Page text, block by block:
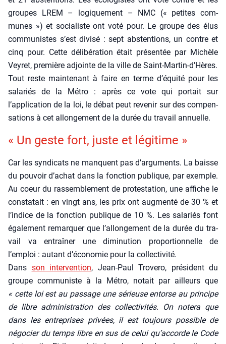
groupes LREM – logi­que­ment – NMC (« petites com­
munes ») et socia­liste ont voté pour. Le groupe des élus
com­mu­nistes s’est divi­sé : sept abs­ten­tions, un contre et
cinq pour. Cette déli­bé­ra­tion était pré­sen­tée par Michèle
Vey­ret, pre­mière adjointe de la ville de Saint-Martin‑d’Hères.
Tout reste main­te­nant à faire en terme d’équité pour les
sala­riés de la Métro : après ce vote qui por­tait sur
l’application de la loi, le débat peut reve­nir sur des com­pen­
sa­tions à cet allon­ge­ment de la durée du tra­vail annuelle.
« Un geste fort, juste et légi­time »
Car les syn­di­cats ne manquent pas d’arguments. La baisse
du pou­voir d’achat dans la fonc­tion publique, par exemple.
Au coeur du ras­sem­ble­ment de pro­tes­ta­tion, une affiche le
consta­tait : en vingt ans, les prix ont aug­men­té de 30 % et
l’indice de la fonc­tion publique de 10 %. Les sala­riés font
éga­le­ment remar­quer que l’allongement de la durée du tra­
vail va entraî­ner une dimi­nu­tion pro­por­tion­nelle de
l’emploi : autant d’économie pour la col­lec­ti­vi­té.
Dans son inter­ven­tion, Jean-Paul Tro­ve­ro, pré­sident du
groupe com­mu­niste à la Métro, notait par ailleurs que
« cette loi est au pas­sage une sérieuse entorse au prin­cipe
de libre admi­nis­tra­tion des col­lec­ti­vi­tés. On note­ra que
dans les entre­prises pri­vées, il est tou­jours pos­sible de
négo­cier du temps libre en sus de celui qu’accorde le Code